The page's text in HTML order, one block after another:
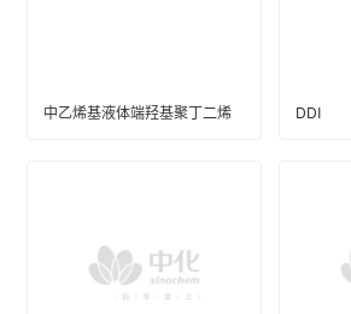
中乙烯基液体端羟基聚丁二烯 DDI